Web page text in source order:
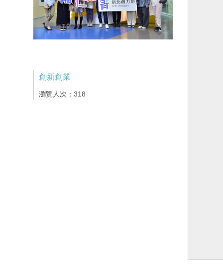
創新創業
瀏覽人次：318